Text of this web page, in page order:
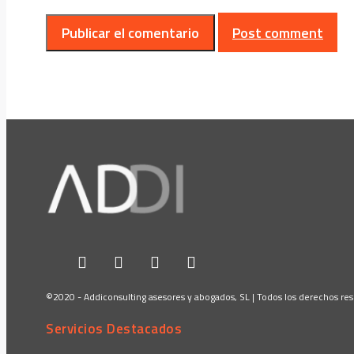
Post comment
©2020 - Addiconsulting asesores y abogados, SL | Todos los derechos
Servicios Destacados